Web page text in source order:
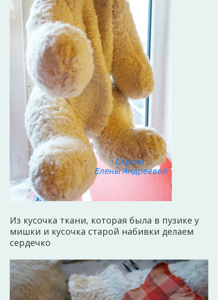
Из кусочка ткани, которая была в пузике у
мишки и кусочка старой набивки делаем
сердечко